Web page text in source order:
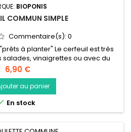
BIOPONIS
COMMUN SIMPLE
Commentaire(s): 0
à planter" Le cerfeuil est très
salades, vinaigrettes ou avec du
vous en servir pour assaisonner
Nous vous conseillons de
ou congelée.
Prix
6,90 €
au panier
En stock